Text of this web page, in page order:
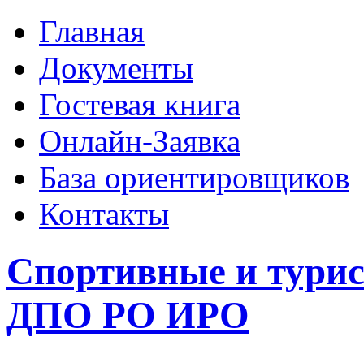
Главная
Документы
Гостевая книга
Онлайн-Заявка
База ориентировщиков
Контакты
Спортивные и
ДПО РО ИРО